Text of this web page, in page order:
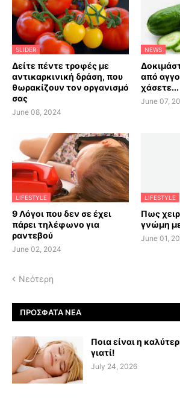
SLIDER
Δείτε πέντε τροφές με
αντικαρκινική δράση, που
θωρακίζουν τον οργανισμό
σας
June 08, 2024
NEWS
από
χάσετε...
June 07,
LIFESTYLE
9 Λόγοι που δεν σε έχει
πάρει τηλέφωνο για
ραντεβού
June 02, 2024
LIFESTYLE
Πως
γνώμη
June 01,
Νεότερη
ΠΡΌΣΦΑΤΑ ΝΈΑ
Ποια είναι η
γιατί!
July 24, 2026